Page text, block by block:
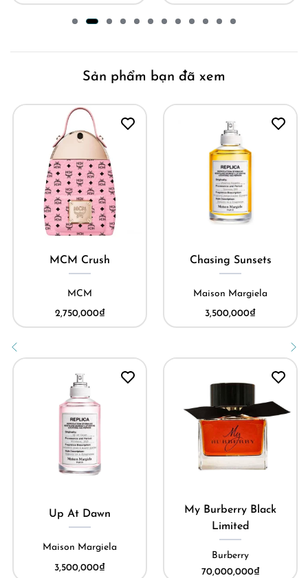
Sản phẩm bạn đã xem
MCM Crush
MCM
2,750,000₫
Up At Dawn
Maison Margiela
3,500,000₫
Chasing Sunsets
Maison Margiela
3,500,000₫
My Burberry Black
Limited
Burberry
70,000,000₫